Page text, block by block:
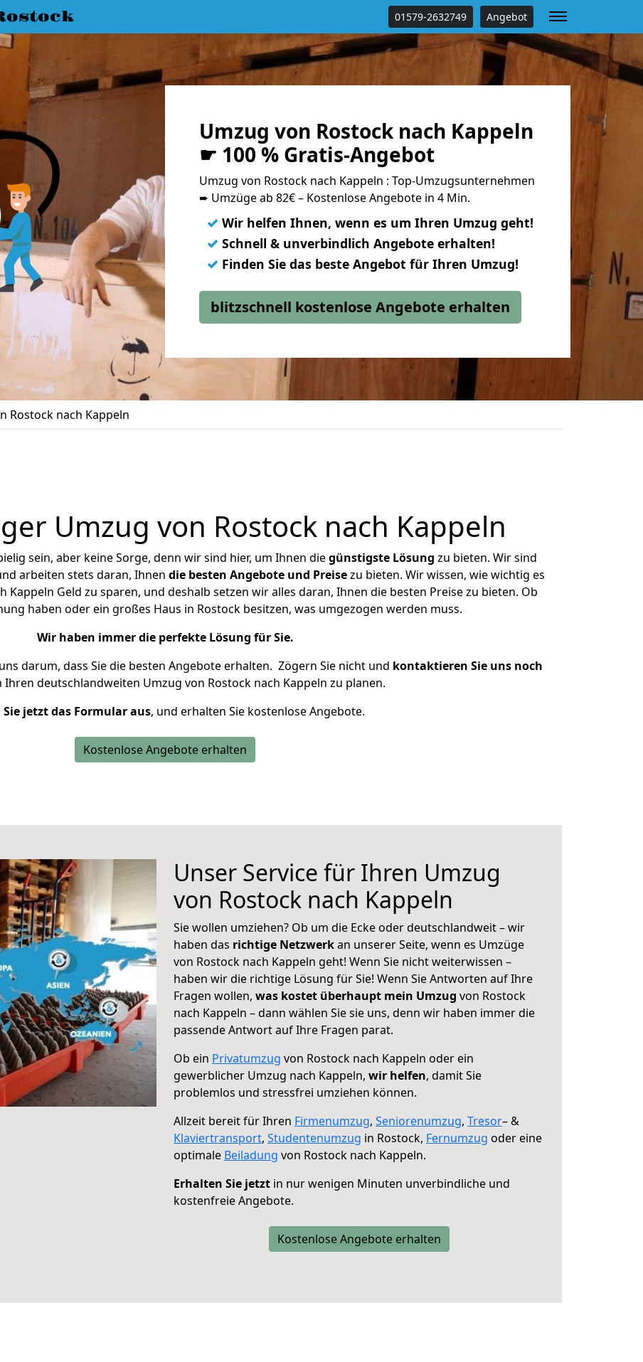
01579-2632749 Angebot
Umzug von Rostock nach Kappeln
☛ 100 % Gratis-Angebot
Umzug von Rostock nach Kappeln : Top-Umzugsunternehmen
➨ Umzüge ab 82€ – Kostenlose Angebote in 4 Min.
✓ Wir helfen Ihnen, wenn es um Ihren Umzug geht!
✓ Schnell & unverbindlich Angebote erhalten!
✓ Finden Sie das beste Angebot für Ihren Umzug!
blitzschnell kostenlose Angebote erhalten
Rostock nach Kappeln
Umzug von Rostock nach Kappeln
sein, aber keine Sorge, denn wir sind hier, um Ihnen diegünstigste Lösung zu bieten. Wir sind
arbeiten stets daran, Ihnen die besten Angebote und Preisezu bieten. Wir wissen, wie wichtig es
Kappeln Geld zu sparen, und deshalb setzen wir alles daran, Ihnen die besten Preise zu bieten. Ob
haben oder ein großes Haus in Rostock besitzen, was umgezogen werden muss.
Wir haben immer die perfekte Lösung für Sie.
darum, dass Sie die besten Angebote erhalten. Zögern Sie nicht und kontaktieren Sie uns noch
Ihren deutschlandweiten Umzug von Rostock nach Kappeln zu planen.
Sie jetzt das Formular aus, und erhalten Sie kostenlose Angebote.
Kostenlose Angebote erhalten
Unser Service für Ihren Umzug
von Rostock nach Kappeln
Sie wollen umziehen? Ob um die Ecke oder deutschlandweit – wir
haben das richtige Netzwerkan unserer Seite, wenn es Umzüge
von Rostock nach Kappeln geht! Wenn Sie nicht weiterwissen –
haben wir die richtige Lösung für Sie! Wenn Sie Antworten auf Ihre
Fragen wollen, was kostet überhaupt mein Umzug von Rostock
nach Kappeln – dann wählen Sie sie uns, denn wir haben immer die
passende Antwort auf Ihre Fragen parat.
Ob ein Privatumzug von Rostock nach Kappeln oder ein
gewerblicher Umzug nach Kappeln, wir helfen, damit Sie
problemlos und stressfrei umziehen können.
Allzeit bereit für Ihren Firmenumzug, Seniorenumzug, Tresor– &
Klaviertransport, Studentenumzug in Rostock, Fernumzug oder eine
optimale Beiladung von Rostock nach Kappeln.
Erhalten Sie jetzt in nur wenigen Minuten unverbindliche und
kostenfreie Angebote.
Kostenlose Angebote erhalten